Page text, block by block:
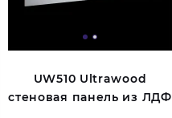
UW510 Ultrawood
стеновая панель из ЛДФ